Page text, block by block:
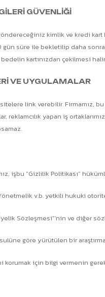
GÜVENLİĞİ
kimlik ve kredi
gün süre ile bekletilip daha
kartınızdan çekilmesi
VE UYGULAMALAR
link verebilir. Firmamız,
reklamcılık yapan iş
işbu “Gizlilik Politikası”
v.b. yetkili hukuki
Sözleşmesi”‘nin ve diğer
göre yürütülen bir
korumak için bilgi vermenin